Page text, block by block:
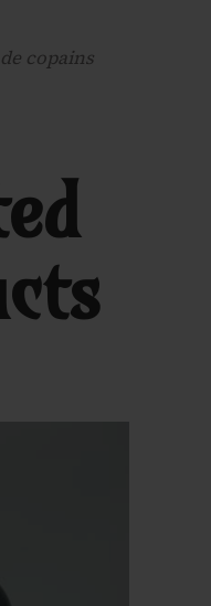
copains